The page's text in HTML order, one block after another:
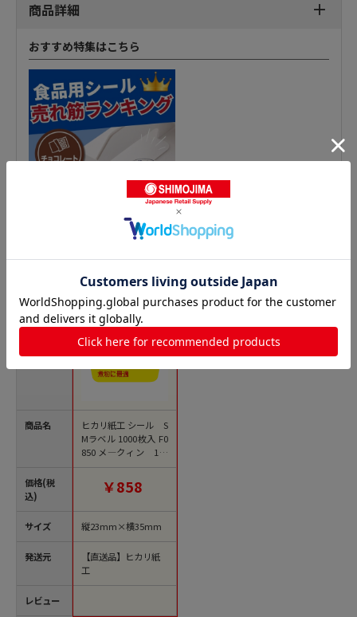
商品詳細
おすすめ特集はこちら
青果シールの人気商品との比較
商品名
価格(税
込)
サイズ
発送元
レビュー
ヒカリ紙工 シール S
Mラベル 1000枚入 F0
850 メ―クィン 1袋
（ご注文単位1袋）
￥858
縦23mm×横35mm
【直送品】ヒカリ紙
工